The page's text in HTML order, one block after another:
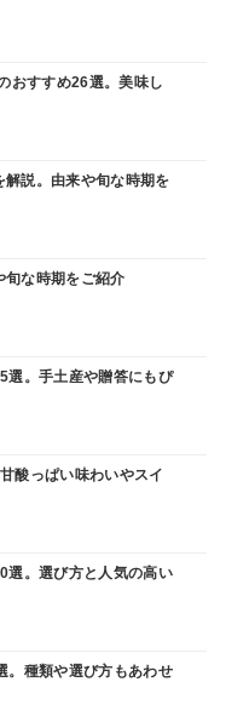
おすすめ26選。美味し
解説。由来や旬な時期を
旬な時期をご紹介
選。手土産や贈答にもぴ
酸っぱい味わいやスイ
選。選び方と人気の高い
。種類や選び方もあわせ